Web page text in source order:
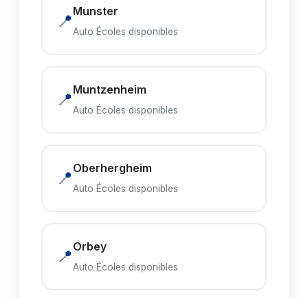
📍 Munster
Auto Écoles disponibles
📍 Muntzenheim
Auto Écoles disponibles
📍 Oberhergheim
Auto Écoles disponibles
📍 Orbey
Auto Écoles disponibles